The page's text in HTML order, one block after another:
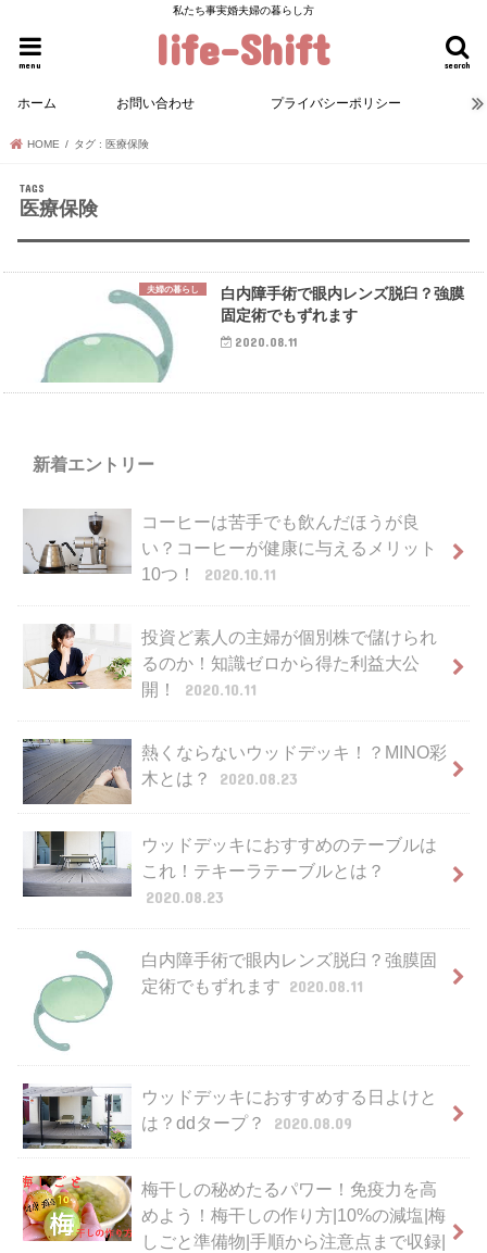
私たち事実婚夫婦の暮らし方
life-Shift search
menu
ホーム お問い合わせ プライバシーポリシー
HOME タグ : 医療保険
医療保険
夫婦の暮らし
白内障手術で眼内レンズ脱臼？強膜
固定術でもずれます
2020.08.11
新着エントリー
コーヒーは苦手でも飲んだほうが良
い？コーヒーが健康に与えるメリット
10つ！
2020.10.11
投資ど素人の主婦が個別株で儲けられ
るのか！知識ゼロから得た利益大公
開！
2020.10.11
熱くならないウッドデッキ！？MINO彩
木とは？
2020.08.23
ウッドデッキにおすすめのテーブルは
これ！テキーラテーブルとは？
2020.08.23
白内障手術で眼内レンズ脱臼？強膜固
定術でもずれます 2020.08.11
ウッドデッキにおすすめする日よけと
は？ddタープ？
2020.08.09
梅干しの秘めたるパワー！免疫力を高
めよう！梅干しの作り方|10%の減塩|梅
しごと準備物|手順から注意点まで収録|